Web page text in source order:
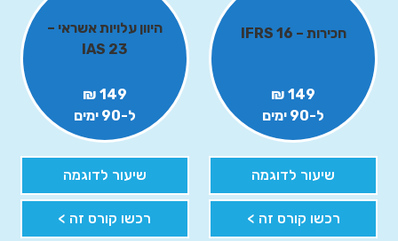
חכירות – IFRS 16
149 ₪
ל-90 ימים
שיעור לדוגמה
רכשו קורס זה >
היוון עלויות אשראי –
IAS 23
149 ₪
ל-90 ימים
שיעור לדוגמה
רכשו קורס זה >